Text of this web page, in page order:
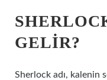
GELIR?
Sherlock adı, kalenin